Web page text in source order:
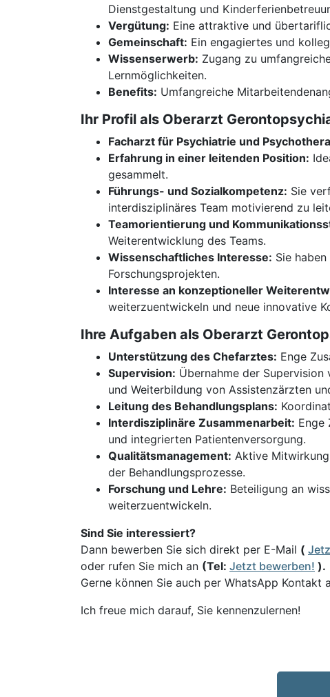
Dienstgestaltung und
Vergütung: Eine attraktive und
Gemeinschaft: Ein engagiertes und
Wissenserwerb: Zugang zu
Lernmöglichkeiten.
Benefits: Umfangreiche
Ihr Profil als Oberarzt
Facharzt für Psychiatrie und
Erfahrung in einer leitenden Position:
gesammelt.
Führungs- und Sozialkompetenz: Sie
interdisziplinäres Team motivierend zu
Teamorientierung und
Weiterentwicklung des Teams.
Wissenschaftliches Interesse: Sie
Forschungsprojekten.
Interesse an konzeptioneller
weiterzuentwickeln und neue innovative
Ihre Aufgaben als Oberarzt
Unterstützung des Chefarztes: Enge
Supervision: Übernahme der
und Weiterbildung von Assistenzärzten
Leitung des Behandlungsplans:
Interdisziplinäre Zusammenarbeit: Enge
und integrierten Patientenversorgung.
Qualitätsmanagement: Aktive
der Behandlungsprozesse.
Forschung und Lehre: Beteiligung an
weiterzuentwickeln.
Sind Sie interessiert?
Dann bewerben Sie sich direkt per E-Mail (
oder rufen Sie mich an (Tel: Jetzt bewerben! ).
Gerne können Sie auch per WhatsApp Kontakt
Ich freue mich darauf, Sie kennenzulernen!